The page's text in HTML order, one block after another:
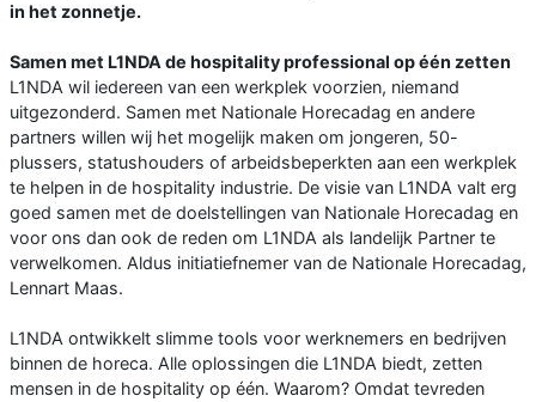
in het zonnetje.
Samen met L1NDA de hospitality professional op één zetten
L1NDA wil iedereen van een werkplek voorzien, niemand
uitgezonderd. Samen met Nationale Horecadag en andere
partners willen wij het mogelijk maken om jongeren, 50-
plussers, statushouders of arbeidsbeperkten aan een werkplek
te helpen in de hospitality industrie. De visie van L1NDA valt erg
goed samen met de doelstellingen van Nationale Horecadag en
voor ons dan ook de reden om L1NDA als landelijk Partner te
verwelkomen. Aldus initiatiefnemer van de Nationale Horecadag,
Lennart Maas.
L1NDA ontwikkelt slimme tools voor werknemers en bedrijven
binnen de horeca. Alle oplossingen die L1NDA biedt, zetten
mensen in de hospitality op één. Waarom? Omdat tevreden